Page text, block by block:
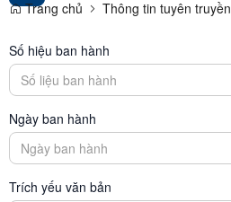
Trang chủ Thông tin tuyên truyền
Số hiệu ban hành
Ngày ban hành
Trích yếu văn bản